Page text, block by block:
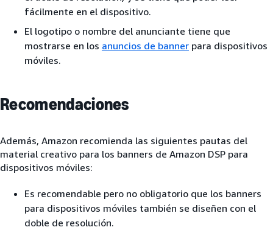
fácilmente en el dispositivo.
El logotipo o nombre del anunciante tiene que
mostrarse en los anuncios de banner para dispositivos
móviles.
Recomendaciones
Además, Amazon recomienda las siguientes pautas del
material creativo para los banners de Amazon DSP para
dispositivos móviles:
Es recomendable pero no obligatorio que los banners
para dispositivos móviles también se diseñen con el
doble de resolución.